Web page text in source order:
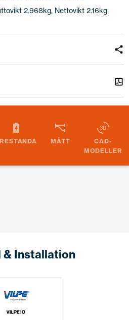
2.968kg, Nettovikt 2.16kg
MÅTT
CAD-
MODELLER
& Installation